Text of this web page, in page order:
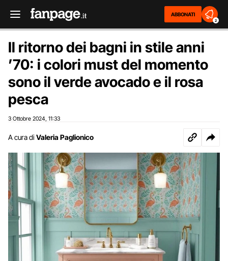
ABBONATI
2
Il ritorno dei bagni in stile anni
’70: i colori must del momento
sono il verde avocado e il rosa
pesca
3 Ottobre 2024 11:33
A cura di Valeria Paglionico